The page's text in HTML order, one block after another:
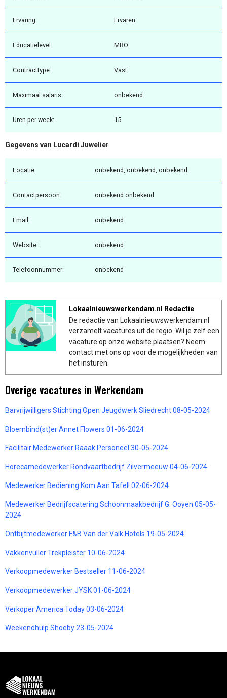
Ervaring: Ervaren
Educatielevel: MBO
Contracttype: Vast
Maximaal salaris: onbekend
Uren per week: 15
Gegevens van Lucardi Juwelier
Locatie: onbekend, onbekend, onbekend
Contactpersoon: onbekend onbekend
Email: onbekend
Website: onbekend
Telefoonnummer: onbekend
Lokaalnieuwswerkendam.nl Redactie
De redactie van Lokaalnieuwswerkendam.nl
verzamelt vacatures uit de regio. Wil je zelf een
vacature op onze website plaatsen? Neem
contact met ons op voor de mogelijkheden van
het insturen.
Overige vacatures in Werkendam
Barvrijwilligers Stichting Open Jeugdwerk Sliedrecht 08-05-2024
Bloembind(st)er Annet Flowers 01-06-2024
Facilitair Medewerker Raaak Personeel 30-05-2024
Horecamedewerker Rondvaartbedrijf Zilvermeeuw 04-06-2024
Medewerker Bediening Kom Aan Tafel! 02-06-2024
Medewerker Bedrijfscatering Schoonmaakbedrijf G. Ooyen 05-05-
2024
Ontbijtmedewerker F&B Van der Valk Hotels 19-05-2024
Vakkenvuller Trekpleister 10-06-2024
Verkoopmedewerker Bestseller 11-06-2024
Verkoopmedewerker JYSK 01-06-2024
Verkoper America Today 03-06-2024
Weekendhulp Shoeby 23-05-2024